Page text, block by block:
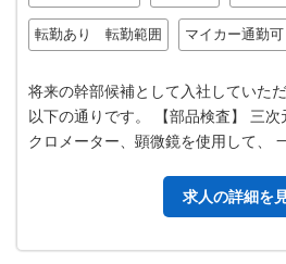
転勤あり 転勤範囲 マイカー通勤可
将来の幹部候補として入社していた
以下の通りです。 【部品検査】 三
クロメーター、顕微鏡を使用して、
求人の詳細を